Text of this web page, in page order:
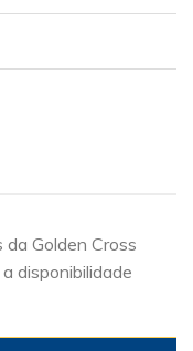
Golden Cross
disponibilidade